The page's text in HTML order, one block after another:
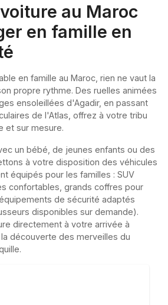
au Maroc
en famille en
en famille au Maroc, rien ne vaut la
propre rythme. Des ruelles animées
ensoleillées d'Agadir, en passant
de l'Atlas, offrez à votre tribu
et sur mesure.
un bébé, de jeunes enfants ou des
à votre disposition des véhicules
équipés pour les familles : SUV
confortables, grands coffres pour
de sécurité adaptés
disponibles sur demande).
directement à votre arrivée à
découverte des merveilles du